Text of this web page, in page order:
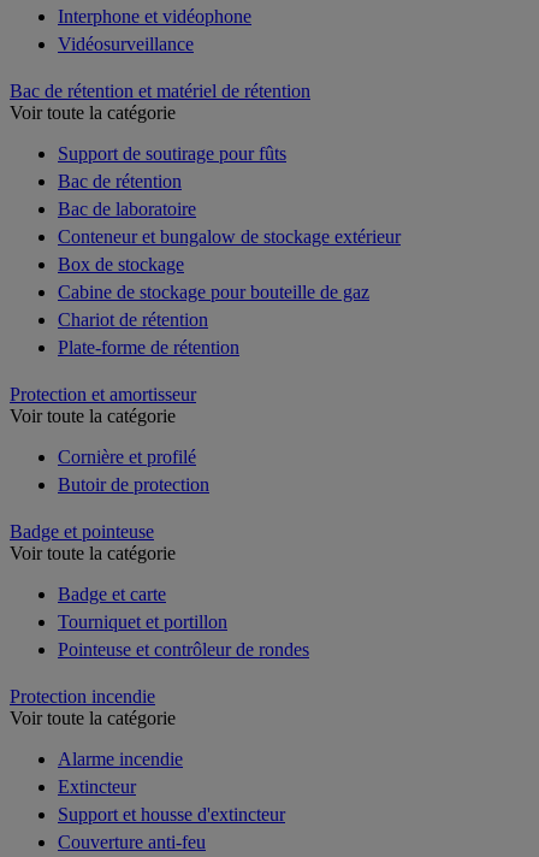
Interphone et vidéophone
Vidéosurveillance
Bac de rétention et matériel de rétention
Voir toute la catégorie
Support de soutirage pour fûts
Bac de rétention
Bac de laboratoire
Conteneur et bungalow de stockage extérieur
Box de stockage
Cabine de stockage pour bouteille de gaz
Chariot de rétention
Plate-forme de rétention
Protection et amortisseur
Voir toute la catégorie
Cornière et profilé
Butoir de protection
Badge et pointeuse
Voir toute la catégorie
Badge et carte
Tourniquet et portillon
Pointeuse et contrôleur de rondes
Protection incendie
Voir toute la catégorie
Alarme incendie
Extincteur
Support et housse d'extincteur
Couverture anti-feu